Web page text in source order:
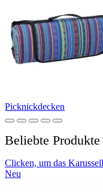
Picknickdecken
Beliebte Produkte
Clicken, um das
Neu